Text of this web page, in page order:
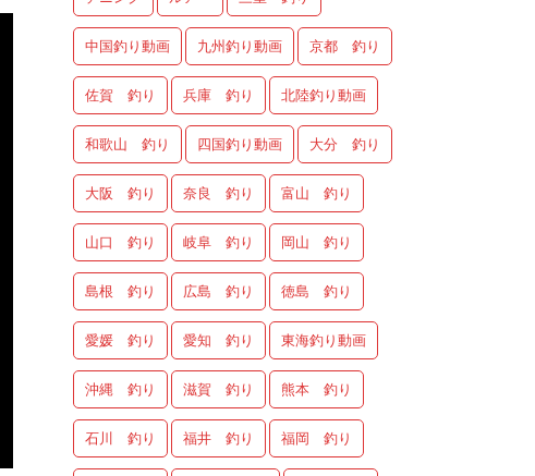
中国釣り動画 九州釣り動画 京都 釣り
佐賀 釣り 兵庫 釣り 北陸釣り動画
和歌山 釣り 四国釣り動画 大分 釣り
大阪 釣り 奈良 釣り 富山 釣り
山口 釣り 岐阜 釣り 岡山 釣り
島根 釣り 広島 釣り 徳島 釣り
愛媛 釣り 愛知 釣り 東海釣り動画
沖縄 釣り 滋賀 釣り 熊本 釣り
石川 釣り 福井 釣り 福岡 釣り